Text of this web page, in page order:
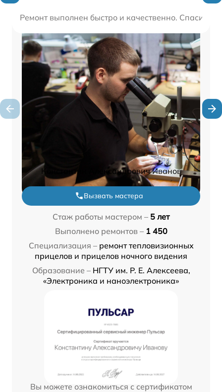
Ремонт выполнен быстро и качественно. Спасибо
Константин Александрович Иванов
Вызвать мастера
Стаж работы мастером – 5 лет
Выполнено ремонтов – 1 450
Специализация – ремонт тепловизионных
прицелов и прицелов ночного видения
Образование – НГТУ им. Р. Е. Алексеева,
«Электроника и наноэлектроника»
Вы можете ознакомиться с сертификатом